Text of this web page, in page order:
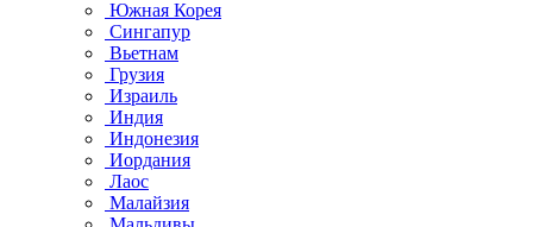
Южная Корея
Сингапур
Вьетнам
Грузия
Израиль
Индия
Индонезия
Иордания
Лаос
Малайзия